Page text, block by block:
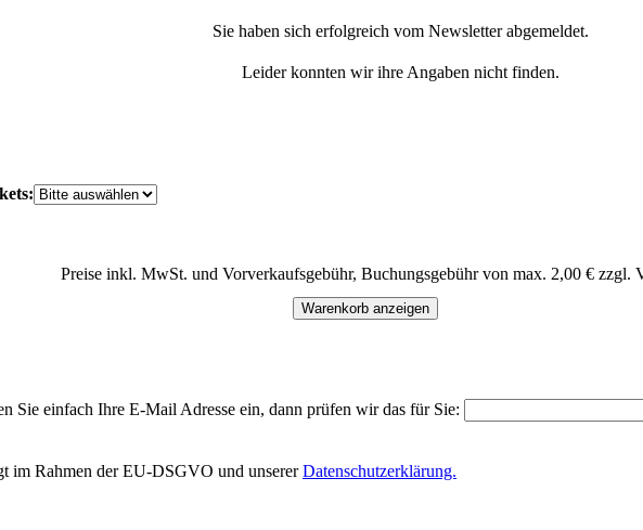
Sie haben sich erfolgreich vom Newsletter abgemeldet.
Leider konnten wir ihre Angaben nicht finden.
Preise inkl. MwSt. und Vorverkaufsgebühr, Buchungsgebühr von max. 2,00 € zzgl.
Warenkorb anzeigen
Sie einfach Ihre E-Mail Adresse ein, dann prüfen wir das für Sie:
im Rahmen der EU-DSGVO und unsererDatenschutzerklärung.